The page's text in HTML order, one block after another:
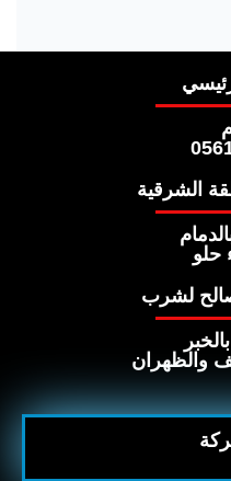
الشرقية
حلو
لشرب
والظهران